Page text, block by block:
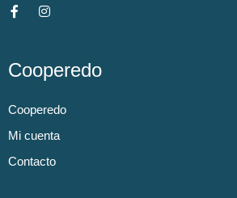
Cooperedo
Cooperedo
Mi cuenta
Contacto